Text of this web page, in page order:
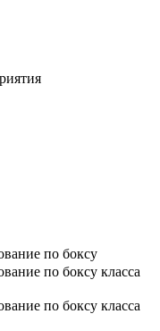
по боксу
по боксу класса
по боксу класса